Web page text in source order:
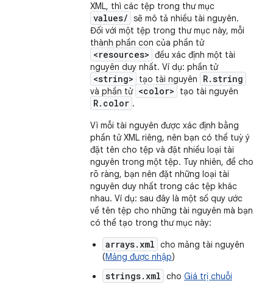
XML, thì các tệp trong thư mục
values/ sẽ mô tả nhiều tài nguyên.
Đối với một tệp trong thư mục này, mỗi
thành phần con của phần tử
<resources> đều xác định một tài
nguyên duy nhất. Ví dụ: phần tử
<string> tạo tài nguyên R.string
và phần tử <color> tạo tài nguyên
R.color .
Vì mỗi tài nguyên được xác định bằng
phần tử XML riêng, nên bạn có thể tuỳ ý
đặt tên cho tệp và đặt nhiều loại tài
nguyên trong một tệp. Tuy nhiên, để cho
rõ ràng, bạn nên đặt những loại tài
nguyên duy nhất trong các tệp khác
nhau. Ví dụ: sau đây là một số quy ước
về tên tệp cho những tài nguyên mà bạn
có thể tạo trong thư mục này:
arrays.xml cho mảng tài nguyên
(Mảng được nhập)
strings.xml cho Giá trị chuỗi